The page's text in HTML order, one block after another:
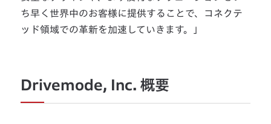
ち早く世界中のお客様に提供することで、コネクテ
ッド領域での革新を加速していきます。」
Drivemode, Inc. 概要